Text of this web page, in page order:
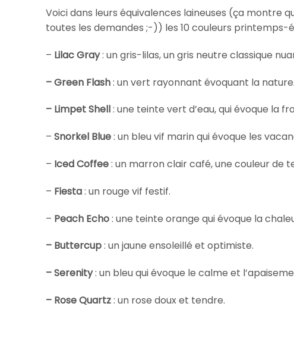
Voici dans leurs équivalences laineuses (ça montre
toutes les demandes ;-)) les 10 couleurs printemps-
– Lilac Gray: un gris-lilas, un gris neutre classique
– Green Flash: un vert rayonnant évoquant la nature.
– Limpet Shell: une teinte vert d’eau, qui évoque la
– Snorkel Blue: un bleu vif marin qui évoque les
– Iced Coffee: un marron clair café, une couleur de
– Fiesta: un rouge vif festif.
– Peach Echo: une teinte orange qui évoque la
– Buttercup: un jaune ensoleillé et optimiste.
– Serenity: un bleu qui évoque le calme et
– Rose Quartz: un rose doux et tendre.